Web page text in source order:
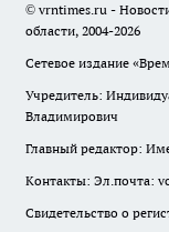
© vrntimes.ru -
области, 2004-2026
Сетевое издание
Учредитель:
Владимирович
Главный редактор:
Контакты: Эл.почта:
Свидетельство о